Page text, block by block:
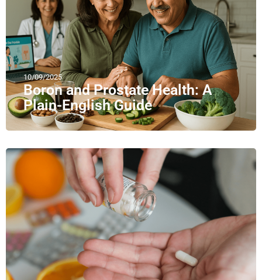
10/09/2025
Boron and Prostate Health: A
Plain-English Guide